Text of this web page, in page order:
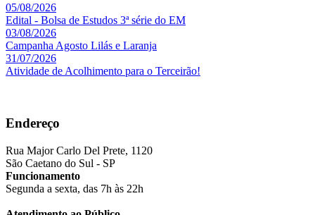
05/08/2026
Edital - Bolsa de Estudos 3ª série do EM
03/08/2026
Campanha Agosto Lilás e Laranja
31/07/2026
Atividade de Acolhimento para o Terceirão!
Endereço
Rua Major Carlo Del Prete, 1120
São Caetano do Sul - SP
Funcionamento
Segunda a sexta, das 7h às 22h